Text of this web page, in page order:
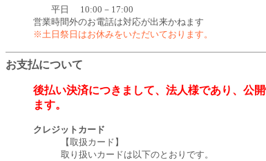
平日 10:00－17:00
営業時間外のお電話は対応が出来かねます
※土日祭日はお休みをいただいております。
お支払について
後払い決済につきまして、法人様であり、公
ます。
クレジットカード
【取扱カード】
取り扱いカードは以下のとおりです。